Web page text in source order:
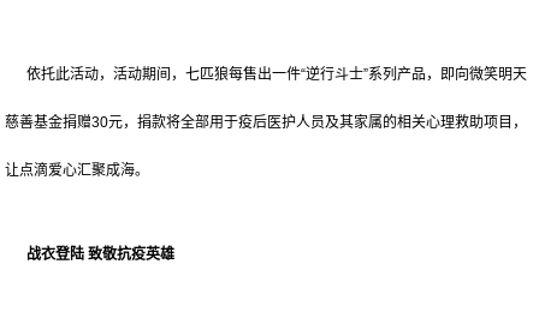
依托此活动，活动期间，七匹狼每售出一件“逆行斗士”系列产品，即向微笑明天
慈善基金捐赠30元，捐款将全部用于疫后医护人员及其家属的相关心理救助项目，
让点滴爱心汇聚成海。
战衣登陆 致敬抗疫英雄